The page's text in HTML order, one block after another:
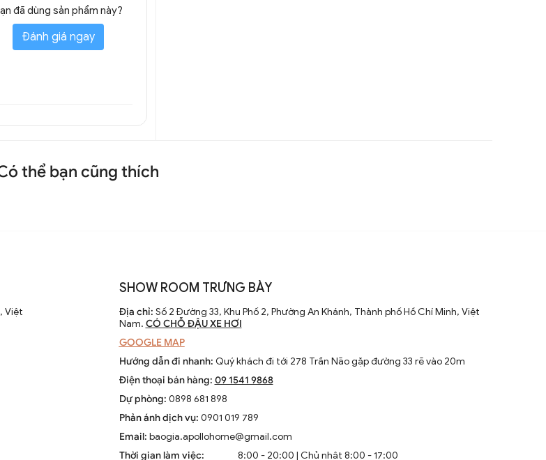
đã dùng sản phẩm này?
Đánh giá ngay
thể bạn cũng thích
Việt
SHOW ROOM TRƯNG BÀY
Địa chỉ: Số 2 Đường 33, Khu Phố 2, Phường An Khánh, Thành phố Hồ Chí Minh, Việt
Nam. CÓ CHỖ ĐẬU XE HƠI
GOOGLE MAP
Hướng dẫn đi nhanh: Quý khách đi tới 278 Trần Não gặp đường 33 rẽ vào 20m
Điện thoại bán hàng: 09 1541 9868
Dự phòng: 0898 681 898
Phản ánh dịch vụ: 0901 019 789
Email: baogia.apollohome@gmail.com
Thời gian làm việc:
8:00 - 20:00 | Chủ nhật 8:00 - 17:00